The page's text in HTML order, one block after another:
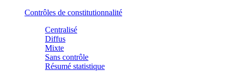
Contrôles de constitutionnalité
Centralisé
Diffus
Mixte
Sans contrôle
Résumé statistique